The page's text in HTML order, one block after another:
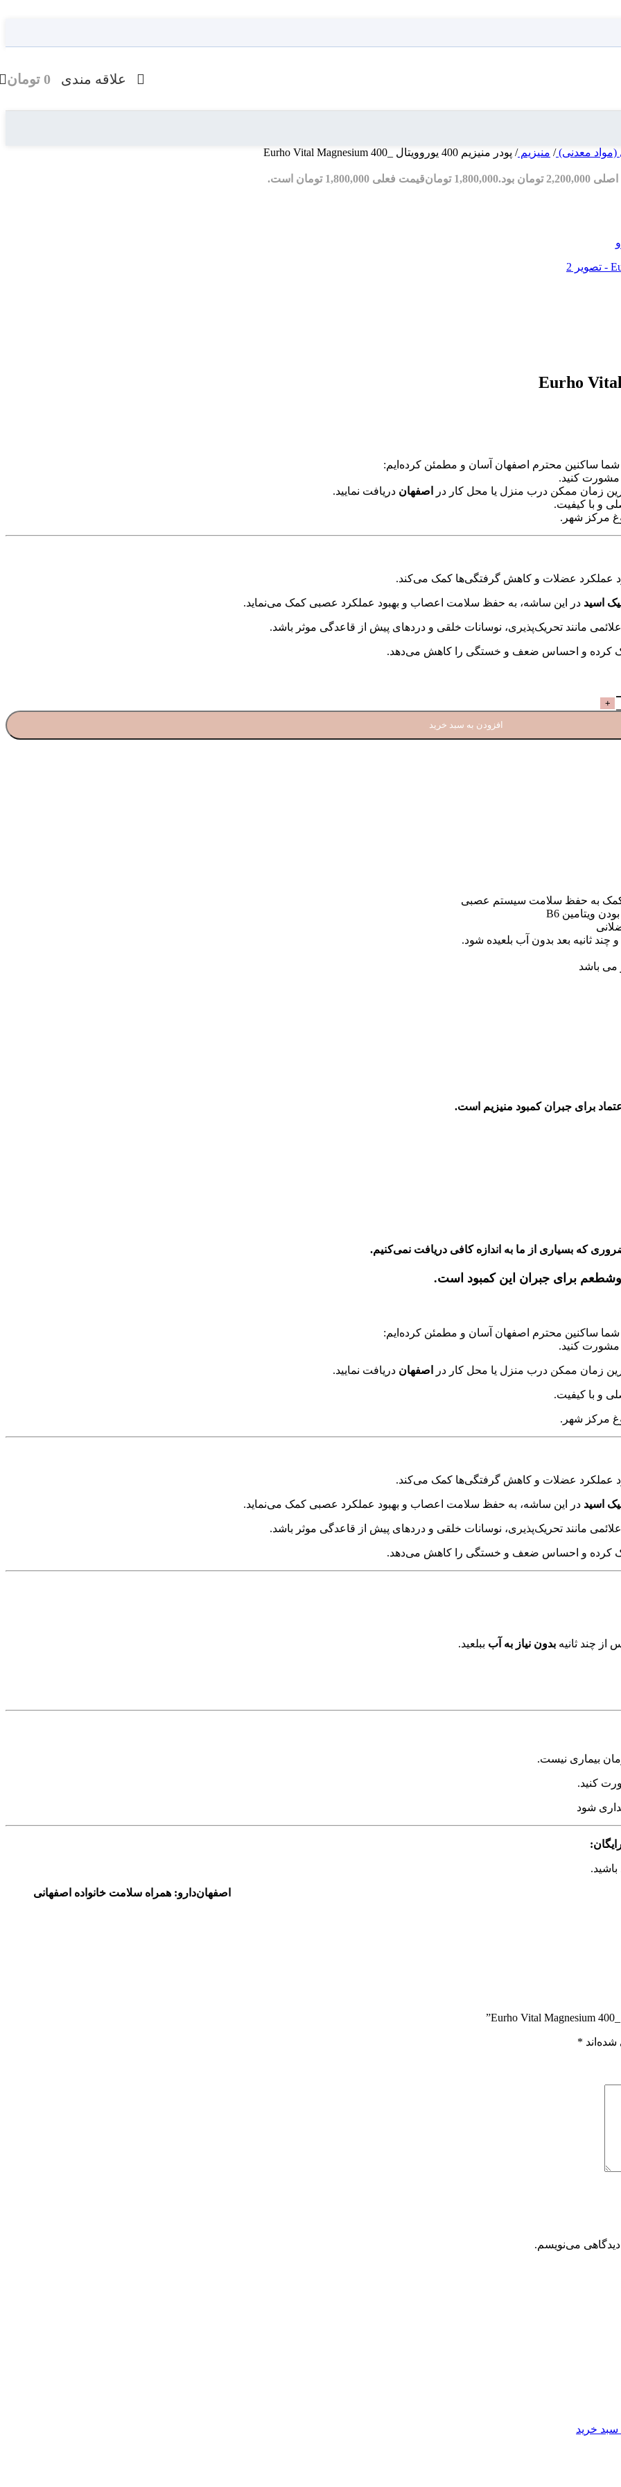
علاقه مندی 0 تومان
(مواد معدنی)/ منیزیم/ پودر منیزیم 400 یوروویتال _Eurho Vital Magnesium 400
تومان بود. 1,800,000 تومانقیمت فعلی 1,800,000 تومان است.
ساکنین محترم اصفهان آسان و مطمئن کرده‌ایم:
مشورت کنید.
زمان ممکن درب منزل یا محل کار در اصفهان دریافت نمایید.
و با کیفیت.
مرکز شهر.
عملکرد عضلات و کاهش گرفتگی‌ها کمک می‌کند.
در این ساشه، به حفظ سلامت اعصاب و بهبود عملکرد عصبی کمک می‌نماید.
علائمی مانند تحریک‌پذیری، نوسانات خلقی و دردهای پیش از قاعدگی موثر باشد.
کرده و احساس ضعف و خستگی را کاهش می‌دهد.
افزودن به سبد خرید
ثانیه بعد بدون آب بلعیده شود.
که بسیاری از ما به اندازه کافی دریافت نمی‌کنیم.
برای جبران این کمبود است.
ساکنین محترم اصفهان آسان و مطمئن کرده‌ایم:
مشورت کنید.
زمان ممکن درب منزل یا محل کار در اصفهان دریافت نمایید.
و با کیفیت.
مرکز شهر.
عملکرد عضلات و کاهش گرفتگی‌ها کمک می‌کند.
در این ساشه، به حفظ سلامت اعصاب و بهبود عملکرد عصبی کمک می‌نماید.
علائمی مانند تحریک‌پذیری، نوسانات خلقی و دردهای پیش از قاعدگی موثر باشد.
کرده و احساس ضعف و خستگی را کاهش می‌دهد.
از چند ثانیه بدون نیاز به آب ببلعید.
بیماری نیست.
کنید.
باشید.
اصفهان‌دارو: همراه سلامت خانواده اصفهانی
*
دیدگاهی می‌نویسم.
سبد خرید